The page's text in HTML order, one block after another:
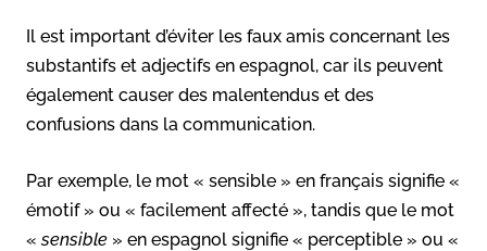
Il est important d’éviter les faux amis concernant les
substantifs et adjectifs en espagnol, car ils peuvent
également causer des malentendus et des
confusions dans la communication.
Par exemple, le mot « sensible » en français signifie «
émotif » ou « facilement affecté », tandis que le mot
«sensible » en espagnol signifie « perceptible » ou «